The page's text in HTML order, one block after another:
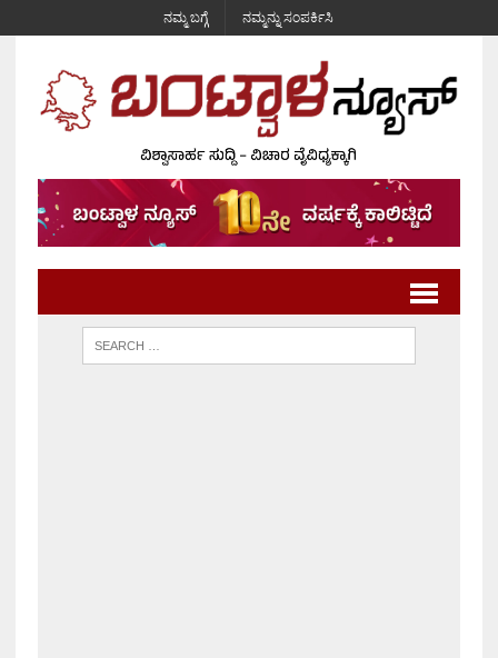
ನಮ್ಮ ಬಗ್ಗೆ ನಮ್ಮನ್ನು ಸಂಪರ್ಕಿಸಿ